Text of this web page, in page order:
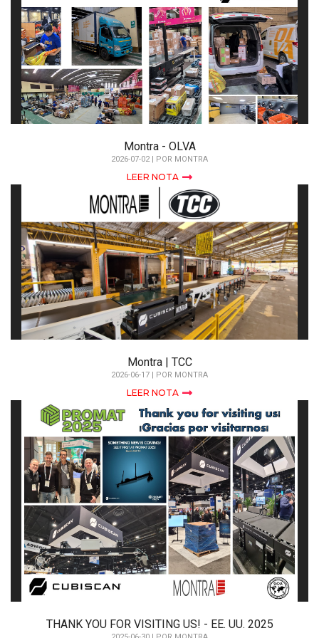
Montra - OLVA
2026-07-02 | POR MONTRA
LEER NOTA
Montra | TCC
2026-06-17 | POR MONTRA
LEER NOTA
THANK YOU FOR VISITING US! - EE. UU. 2025